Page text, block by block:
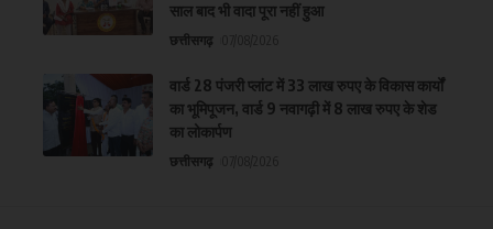
साल बाद भी वादा पूरा नहीं हुआ
छत्तीसगढ़
वार्ड 28 पंजरी प्लांट में 33 लाख रुपए के विकास कार्यों
का भूमिपूजन, वार्ड 9 नवागढ़ी में 8 लाख रुपए के शेड
का लोकार्पण
छत्तीसगढ़